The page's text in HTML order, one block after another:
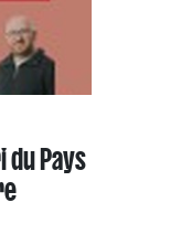
du Pays